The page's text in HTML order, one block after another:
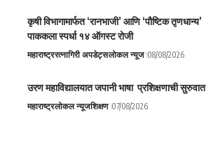
कृषी विभागामार्फत ‘रानभाजी’ आणि ‘पौष्टिक तृणधान्य’
पाककला स्पर्धा १४ ऑगस्ट रोजी
महाराष्ट्ररत्नागिरी अपडेट्सलोकल न्यूज 08/08/2026
उरण महाविद्यालयात जपानी भाषा प्रशिक्षणाची सुरुवात
महाराष्ट्रलोकल न्यूजशिक्षण 07/08/2026